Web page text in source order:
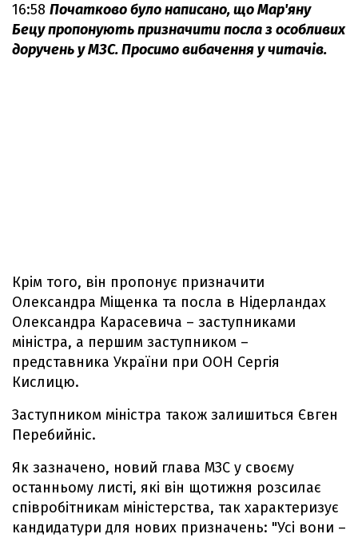
16:58 Початково було написано, що Мар'яну
Бецу пропонують призначити посла з особливих
доручень у МЗС. Просимо вибачення у читачів.
Крім того, він пропонує призначити
Олександра Міщенка та посла в Нідерландах
Олександра Карасевича – заступниками
міністра, а першим заступником –
представника України при ООН Сергія
Кислицю.
Заступником міністра також залишиться Євген
Перебийніс.
Як зазначено, новий глава МЗС у своєму
останньому листі, які він щотижня розсилає
співробітникам міністерства, так характеризує
кандидатури для нових призначень: "Усі вони –